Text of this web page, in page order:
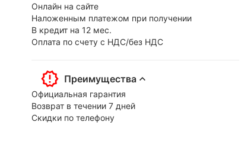
Онлайн на сайте
Наложенным платежом при получении
В кредит на 12 мес.
Оплата по счету с НДС/без НДС
Преимущества
Официальная гарантия
Возврат в течении 7 дней
Скидки по телефону